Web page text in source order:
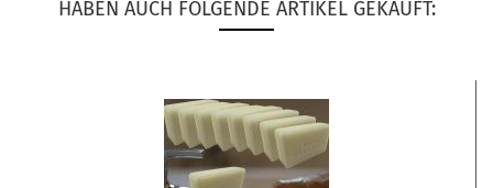
HABEN AUCH FOLGENDE ARTIKEL GEKAUFT: